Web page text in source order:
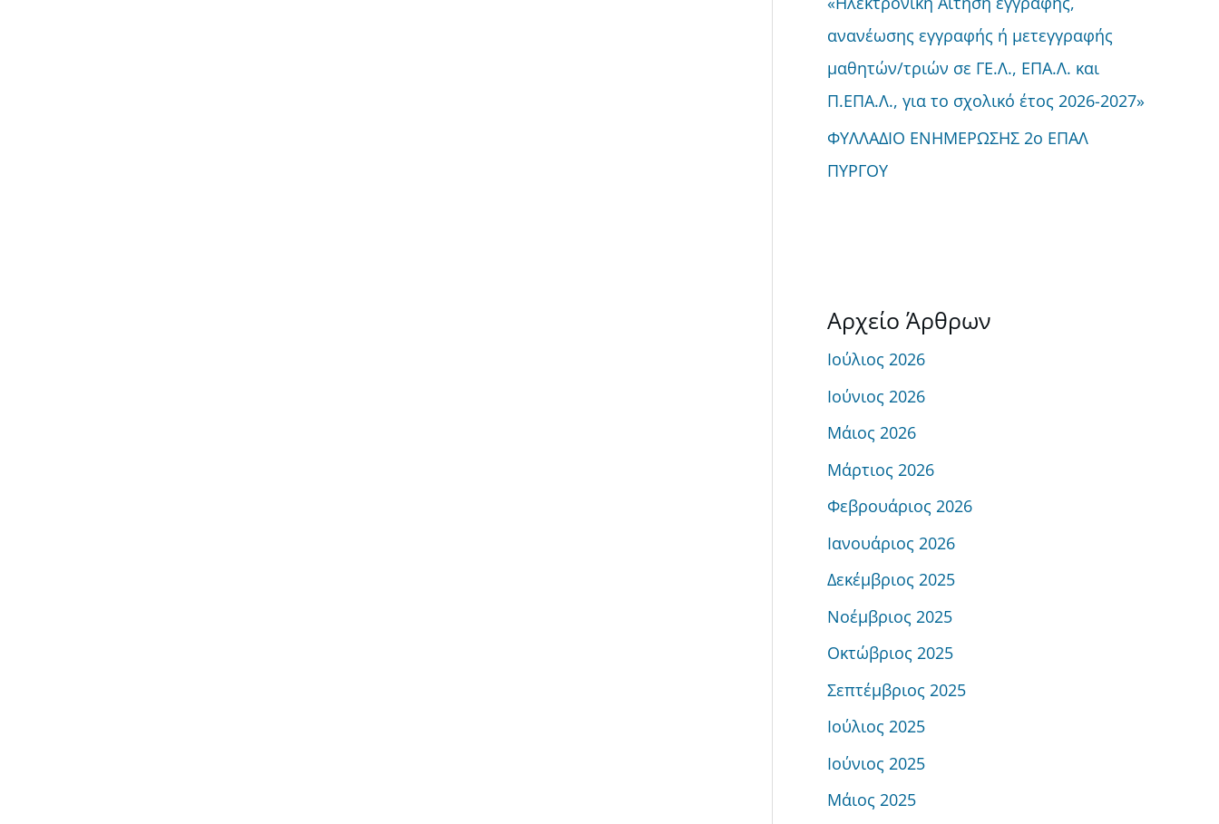
ανανέωσης εγγραφής ή μετεγγραφής
μαθητών/τριών σε ΓΕ.Λ., ΕΠΑ.Λ. και
Π.ΕΠΑ.Λ., για το σχολικό έτος 2026-2027»
ΦΥΛΛΑΔΙΟ ΕΝΗΜΕΡΩΣΗΣ 2ο ΕΠΑΛ
ΠΥΡΓΟΥ
Αρχείο Άρθρων
Ιούλιος 2026
Ιούνιος 2026
Μάιος 2026
Μάρτιος 2026
Φεβρουάριος 2026
Ιανουάριος 2026
Δεκέμβριος 2025
Νοέμβριος 2025
Οκτώβριος 2025
Σεπτέμβριος 2025
Ιούλιος 2025
Ιούνιος 2025
Μάιος 2025